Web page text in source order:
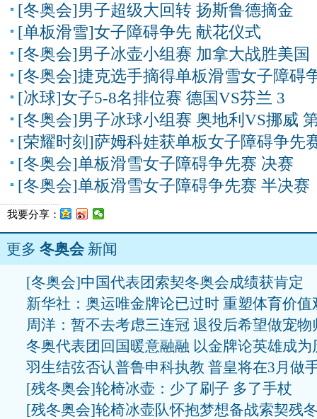
[冬奥会]男子超级大回转 扬斯鲁德摘金
[单板滑雪]女子障碍争先 献花仪式
[冬奥会]男子冰壶小组赛 加拿大战胜美国
[冬奥会]捷克选手摘得单板滑雪女子障碍
[冰球]女子5-8名排位赛 德国VS芬兰 3
[冬奥会]男子冰球小组赛 奥地利VS挪威
[荣耀时刻]萨姆科娃获单板女子障碍争先
[冬奥会]单板滑雪女子障碍争先赛 决赛
[冬奥会]单板滑雪女子障碍争先赛 半决赛
我要分享：
更多 冬奥会新闻
[冬奥会]中国代表团索契冬奥会成绩获肯定
新华社：奥运唯金牌论已过时 重塑体育价值
周洋：暂不去考虑三连冠 退役后希望做宠物
冬奥代表团回国暖意融融 以金牌论英雄成为
羽生结弦否认普鲁申科执教 普皇将在3月做
[残冬奥会]轮椅冰壶：少了刷子 多了手杖
[残冬奥会]轮椅冰壶队怀抱梦想备战索契残